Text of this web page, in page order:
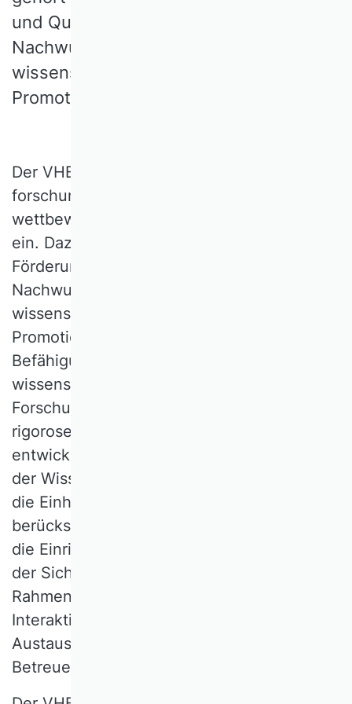
und Qualifizierung von
Nachwuchswissenschaft­lerinnen und -
wissenschaftlern in ihren
Promotionsvorhaben.
Der VHB setzt sich für eine
forschungsstarke, international
wettbewerbsfähige Betriebswirtschaftslehre
ein. Dazu gehört auch die Betreuung,
Förderung und Qualifizierung von
Nachwuchswissenschaftlerinnen und -
wissenschaftlern in ihren
Promotionsvorhaben. Das beinhaltet die
Befähigungen zum selbständigen
wissenschaftlichen Arbeiten, originelle
Forschungsfragen theoriegeleitet und mit
rigorosen Forschungsmethoden zu
entwickeln und zu beantworten, Prinzipien
der Wissenschaftsethik zu beachten sowie
die Einheit von Forschung und Lehre zu
berücksichtigen. Weiterhin bedarf es über
die Einrichtung formaler Strukturen hinaus
der Sicherstellung geeigneter
Rahmenbedingungen für soziale
Interaktion, fachlichen und überfachlichen
Austausch sowie fachlicher Expertise der
Betreuenden.